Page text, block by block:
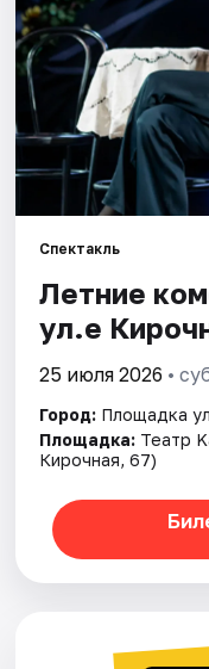
Площадки
Артисты
Рейтинги
Спектакль
Летние
ул.е
25 июля 2026 •
Город: Площадка
Площадка: Театр
Кирочная, 67)